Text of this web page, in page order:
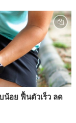
น้อย ฟื้นตัวเร็ว ลด